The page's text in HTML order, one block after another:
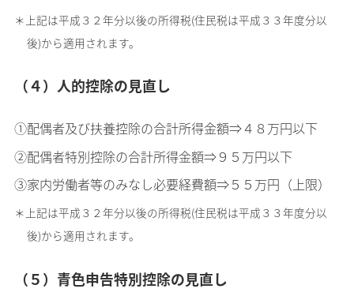
＊上記は平成３２年分以後の所得税(住民税は平成３３年度分以
後)から適用されます。
（４）人的控除の見直し
①配偶者及び扶養控除の合計所得金額⇒４８万円以下
②配偶者特別控除の合計所得金額⇒９５万円以下
③家内労働者等のみなし必要経費額⇒５５万円（上限）
＊上記は平成３２年分以後の所得税(住民税は平成３３年度分以
後)から適用されます。
（５）青色申告特別控除の見直し